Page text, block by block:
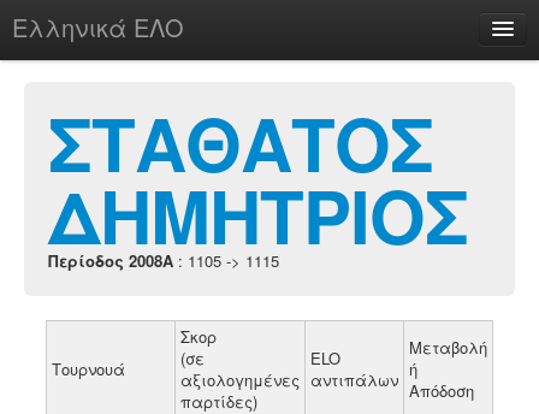
Ελληνικά ΕΛΟ
chesstu.be @ discord
Login
ΣΤΑΘΑΤΟΣ
ΔΗΜΗΤΡΙΟΣ
Περίοδος 2008A : 1105 -> 1115
Τουρνουά
Σκορ
(σε
αξιολογημένες
παρτίδες)
ELO
αντιπάλων
Μεταβολή
ή
Απόδοση